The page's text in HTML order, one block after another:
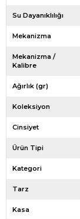
Su Dayanıklılığı
Mekanizma
Mekanizma /
Kalibre
Ağırlık (gr)
Koleksiyon
Cinsiyet
Ürün Tipi
Kategori
Tarz
Kasa